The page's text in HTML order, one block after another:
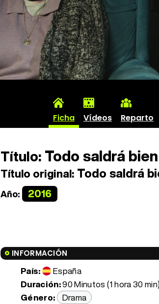
Ficha Vídeos Reparto
Título:Todo saldrá bien
Título original: Todo saldrá
Año: 2016
INFORMACIÓN
País:
España
Duración:90 Minutos (1 hora 30
Género: Drama